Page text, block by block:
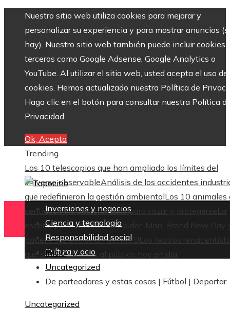
Nuestro sitio web utiliza cookies para mejorar y
personalizar su experiencia y para mostrar anuncios
hay). Nuestro sitio web también puede incluir cookies
terceros como Google Adsense, Google Analytics o
YouTube. Al utilizar el sitio web, usted acepta el uso de
cookies. Hemos actualizado nuestra Política de
Haga clic en el botón para consultar nuestra Política
Privacidad.
Ok, Acepto
Trending
Los 10 telescopios que han ampliado los límites del
universo observableAnálisis de los accidentes
que redefinieron la gestión ambientalLos 10 animales
sentidos más desarrollados para cazar y protegerse La
escena post-créditos de Spider-Man: Brand New Day
papel en la evolución del MCU
Los teatros
que siguen abiertos al público hoy en día
Inversiones y negocios
Ciencia y tecnología
Responsabilidad social
Cultura y ocio
Inicio
Uncategorized
De porteadores y estas cosas | Fútbol | Deportar
Uncategorized